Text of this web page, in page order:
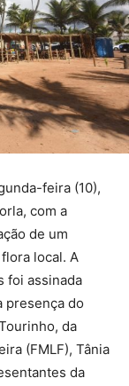
feira (10),
com a
de um
local. A
foi assinada
presença do
da
(FMLF), Tânia
da